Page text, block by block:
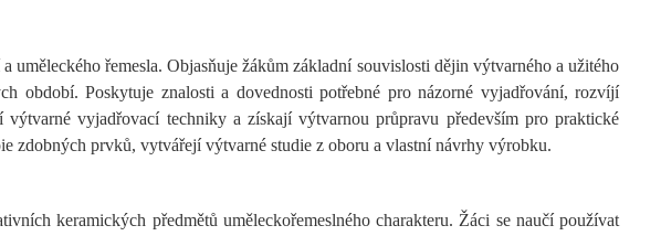
řemesla. Objasňuje žákům základní souvislosti dějin výtvarného a užitého
období. Poskytuje znalosti a dovednosti potřebné pro názorné vyjadřování, rozvíjí
vyjadřovací techniky a získají výtvarnou průpravu především pro praktické
zdobných prvků, vytvářejí výtvarné studie z oboru a vlastní návrhy výrobku.
keramických předmětů uměleckořemeslného charakteru. Žáci se naučí používat